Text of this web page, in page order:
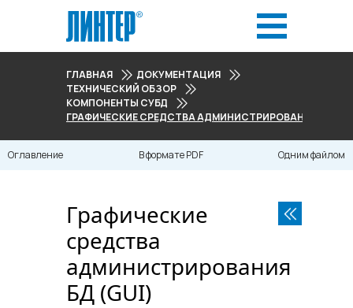
ГЛАВНАЯ
ДОКУМЕНТАЦИЯ
ТЕХНИЧЕСКИЙ ОБЗОР
КОМПОНЕНТЫ СУБД
ГРАФИЧЕСКИЕ СРЕДСТВА АДМИНИСТРИРОВАНИЯ БД
Оглавление В формате PDF Одним файлом
Графические
средства
администрирования
БД (GUI)